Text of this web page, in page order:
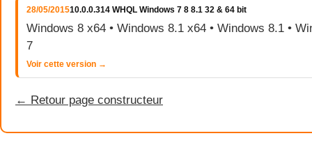
28/05/201510.0.0.314 WHQL Windows 7 8 8.1 32 & 64 bit
Windows 8 x64 • Windows 8.1 x64 • Windows 8.1 •
7
Voir cette version →
← Retour page constructeur